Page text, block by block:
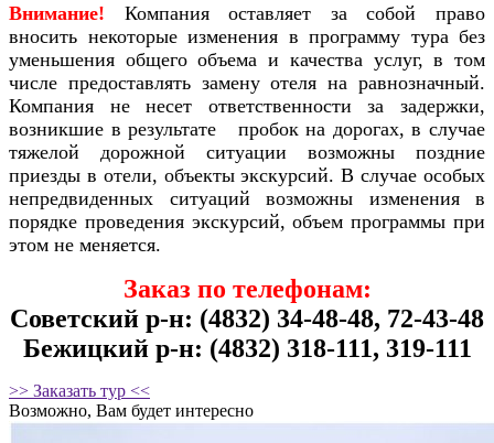
Внимание! Компания оставляет за собой право
вносить некоторые изменения в программу тура без
уменьшения общего объема и качества услуг, в том
числе предоставлять замену отеля на равнозначный.
Компания не несет ответственности за задержки,
возникшие в результате пробок на дорогах, в случае
тяжелой дорожной ситуации возможны поздние
приезды в отели, объекты экскурсий. В случае особых
непредвиденных ситуаций возможны изменения в
порядке проведения экскурсий, объем программы при
этом не меняется.
Заказ по телефонам:
Советский р-н: (4832) 34-48-48, 72-43-48
Бежицкий р-н: (4832) 318-111, 319-111
>> Заказать тур <<
Возможно, Вам будет интересно